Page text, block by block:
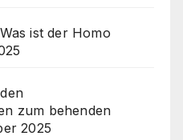
ist der Homo
zum behenden
2025